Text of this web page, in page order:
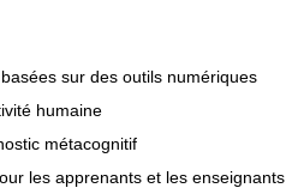
sur des outils numériques
humaine
métacognitif
les apprenants et les enseignants